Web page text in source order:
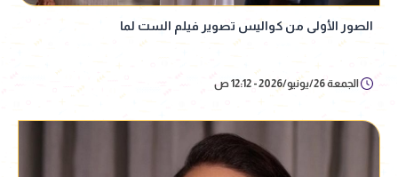
الصور الأولى من كواليس تصوير فيلم الست لما
الجمعة 26/يونيو/2026 - 12:12 ص